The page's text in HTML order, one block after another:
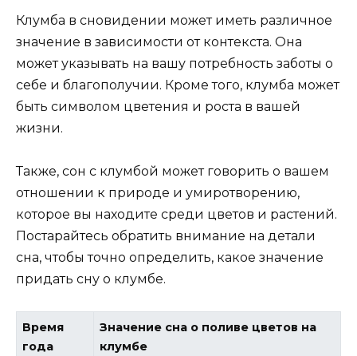
Клумба в сновидении может иметь различное
значение в зависимости от контекста. Она
может указывать на вашу потребность заботы о
себе и благополучии. Кроме того, клумба может
быть символом цветения и роста в вашей
жизни.
Также, сон с клумбой может говорить о вашем
отношении к природе и умиротворению,
которое вы находите среди цветов и растений.
Постарайтесь обратить внимание на детали
сна, чтобы точно определить, какое значение
придать сну о клумбе.
Время
года
Значение сна о поливе цветов на
клумбе